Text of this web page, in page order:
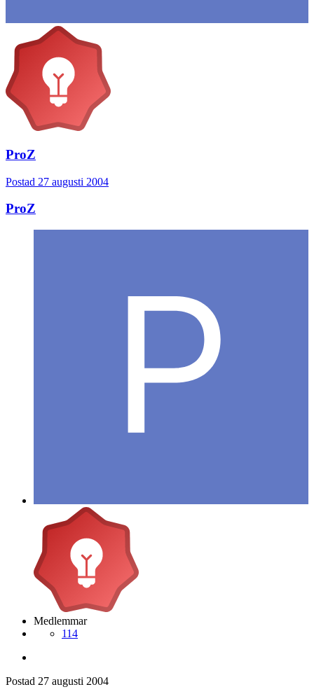
ProZ
Postad 27 augusti 2004
ProZ
Medlemmar
114
Postad 27 augusti 2004